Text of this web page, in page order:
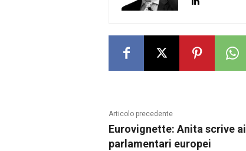
Articolo precedente
Eurovignette: Anita scrive ai
parlamentari europei